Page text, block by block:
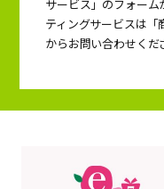
サービス」のフォー
ティングサービスは
からお問い合わせくだ